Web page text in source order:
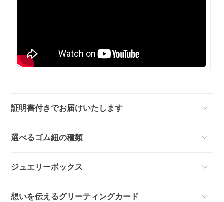
証明書付きでお届けいたします
選べるゴム紐の種類
ジュエリーボックス
想いを伝えるグリーティングカード